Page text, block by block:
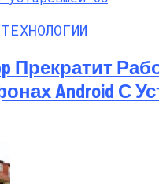
Прекратит
Android С